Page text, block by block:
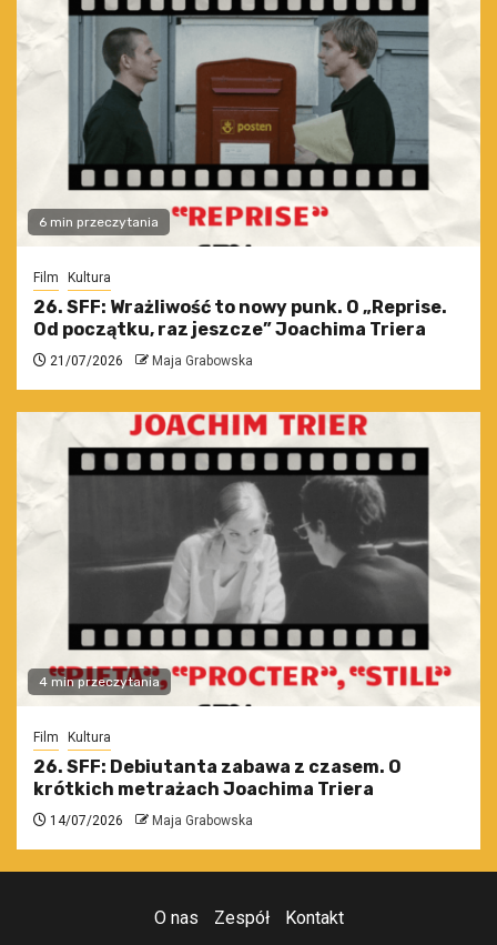
6 min przeczytania
Film Kultura
26. SFF: Wrażliwość to nowy punk. O „Reprise.
Od początku, raz jeszcze” Joachima Triera
21/07/2026 Maja Grabowska
4 min przeczytania
Film Kultura
26. SFF: Debiutanta zabawa z czasem. O
krótkich metrażach Joachima Triera
14/07/2026 Maja Grabowska
O nas Zespół Kontakt